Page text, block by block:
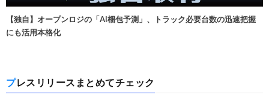
【独自】オープンロジの「AI梱包予測」、トラック必要台数の迅速把握
にも活用本格化
プレスリリースまとめてチェック